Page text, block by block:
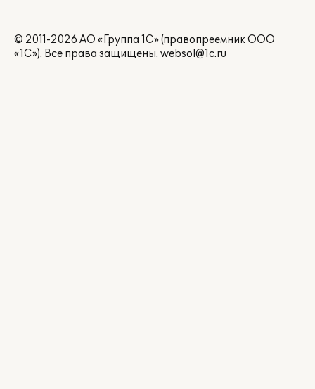
© 2011-2026 АО «Группа 1С» (правопреемник ООО
«1С»). Все права защищены. websol@1c.ru